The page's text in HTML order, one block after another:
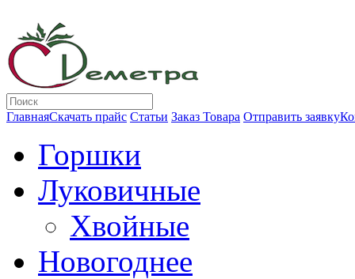
ГлавнаяСкачать прайс Статьи Заказ Товара Отправить заявку
Горшки
Луковичные
Хвойные
Новогоднее